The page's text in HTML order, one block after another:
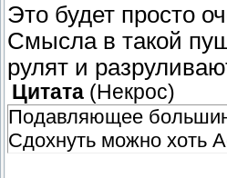
Это будет просто
Смысла в такой
рулят и
Цитата (Некрос)
Подавляющее
Сдохнуть можно хоть